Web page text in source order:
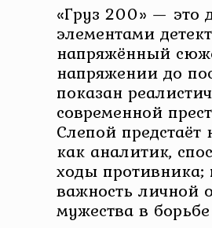
«Груз 200» — это
элементами
напряжённый
напряжении до
показан
современной
Слепой предстаёт
как аналитик,
ходы противника;
важность личной
мужества в